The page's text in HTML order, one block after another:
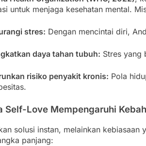
untuk menjaga kesehatan mental.
stres: Dengan mencintai diri,
daya tahan tubuh: Stres yang
risiko penyakit kronis: Pola
Self-Love Mempengaruhi
solusi instan, melainkan
panjang: